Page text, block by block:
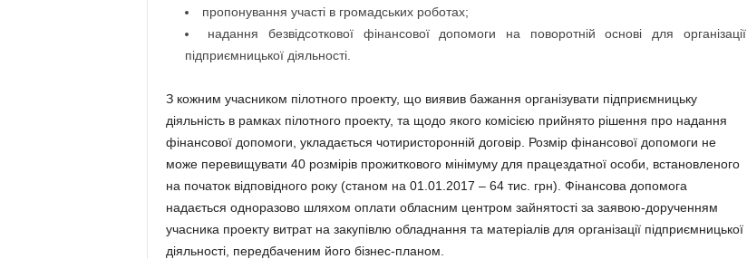
пропонування участі в громадських роботах;
надання безвідсоткової фінансової допомоги на поворотній основі для організації
підприємницької діяльності.
З кожним учасником пілотного проекту, що виявив бажання організувати підприємницьку
діяльність в рамках пілотного проекту, та щодо якого комісією прийнято рішення про надання
фінансової допомоги, укладається чотиристоронній договір. Розмір фінансової допомоги не
може перевищувати 40 розмірів прожиткового мінімуму для працездатної особи, встановленого
на початок відповідного року (станом на 01.01.2017 – 64 тис. грн). Фінансова допомога
надається одноразово шляхом оплати обласним центром зайнятості за заявою-дорученням
учасника проекту витрат на закупівлю обладнання та матеріалів для організації підприємницької
діяльності, передбаченим його бізнес-планом.